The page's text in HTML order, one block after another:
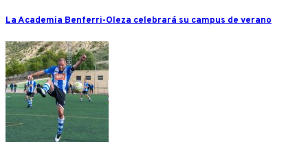
La Academia Benferri-Oleza celebrará su campus de verano